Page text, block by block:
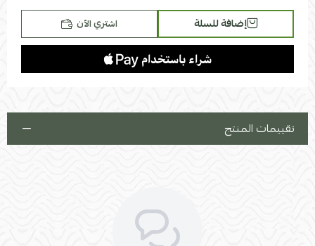
إضافة للسلة اشتري الآن
تقييمات المنتج